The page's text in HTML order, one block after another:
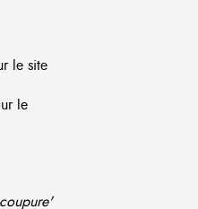
le site
le